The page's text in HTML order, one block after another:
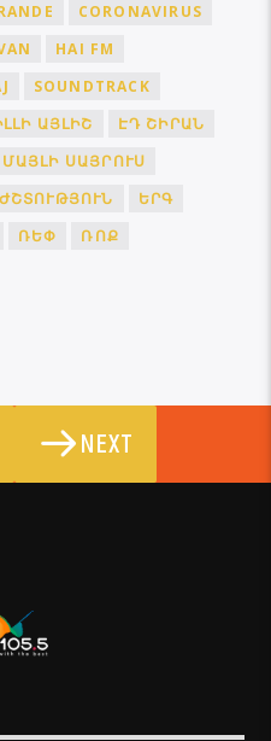
CORONAVIRUS
HAI FM
SOUNDTRACK
ԱՅԼԻՇ
ԷԴ ՇԻՐԱՆ
ՄԱՅԼԻ ՍԱՅՐՈՒՍ
ԵՐԳ
ՌԵՓ
ՌՈՔ
NEXT